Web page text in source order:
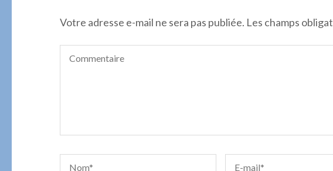
Votre adresse e-mail ne sera pas publiée. Les champs